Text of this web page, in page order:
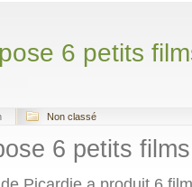
6 petits
Non classé
6 petits